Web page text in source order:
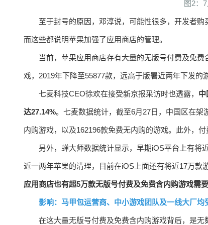
图2：
至于封号的原因，邓淳说，可能性很多，开发者
而这些都说明苹果加强了应用商店的管理。
当前，苹果应用商店存有大量的无版号付费及免
戏，2019年下降至55877款，远高于版署近两年下发的
七麦科技CEO徐欢在接受新京报采访时也透露， 中
达27.14%。七麦数据统计，截至6月27日，中国区在架
内购游戏，以及162196款免费无内购的游戏。此外，付
另外，蝉大师数据统计显示，早期iOS平台上有将
近一两年苹果的清理，目前在iOS上面还有将近17万款
应用商店也有超5万款无版号付费及免费含内购游戏需要
影响：马甲包运营商、中小游戏团队及一线大厂均
在这大量无版号付费及免费含内购游戏背后，是